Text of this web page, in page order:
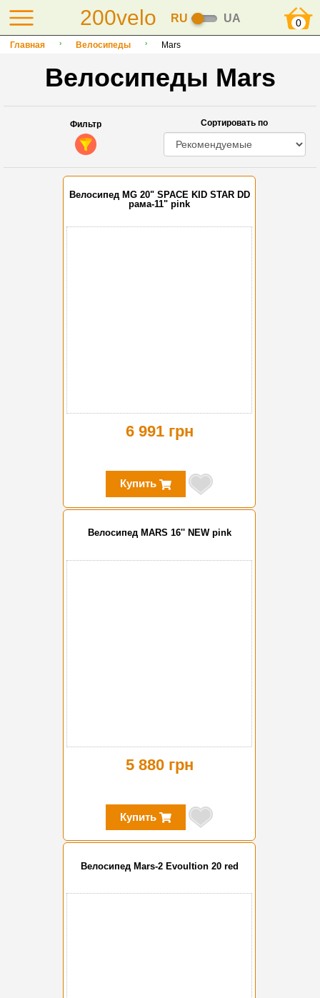
200velo RU UA 0
Главная Велосипеды Mars
Велосипеды Mars
Фильтр Сортировать по
Велосипед MG 20" SPACE KID STAR DD
рама-11" pink
6 991 грн
Купить
Велосипед MARS 16'' NEW pink
5 880 грн
Купить
Велосипед Mars-2 Evoultion 20 red